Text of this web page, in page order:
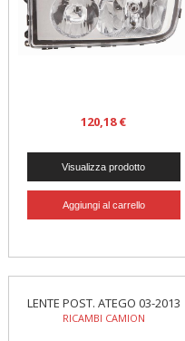
120,18 €
LENTE POST. ATEGO 03-2013
RICAMBI CAMION